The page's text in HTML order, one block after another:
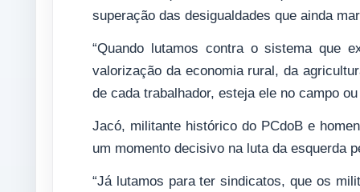
superação das desigualdades que ainda
“Quando lutamos contra o sistema que
valorização da economia rural, da
de cada trabalhador, esteja ele no campo
Jacó, militante histórico do PCdoB e
um momento decisivo na luta da esquerda
“Já lutamos para ter sindicatos, que os